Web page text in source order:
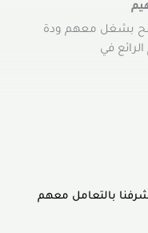
بشغل معهم ودة
في
بالتعامل معهم